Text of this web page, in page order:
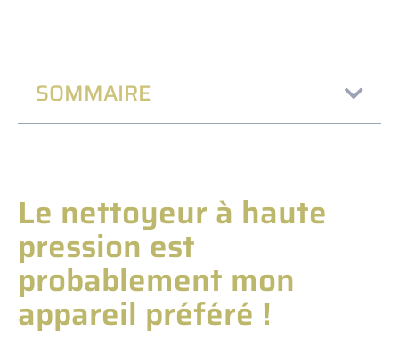
SOMMAIRE
Le nettoyeur à haute
pression est
probablement mon
appareil préféré !